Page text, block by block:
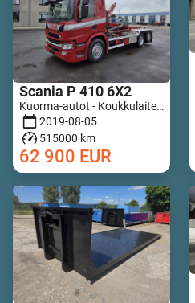
Scania P 410 6X2
Kuorma-autot - Koukkulaite | M971-4818
2019-08-05
515000 km
62 900 EUR